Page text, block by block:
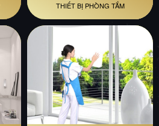
THIẾT BỊ PHÒNG TẮM